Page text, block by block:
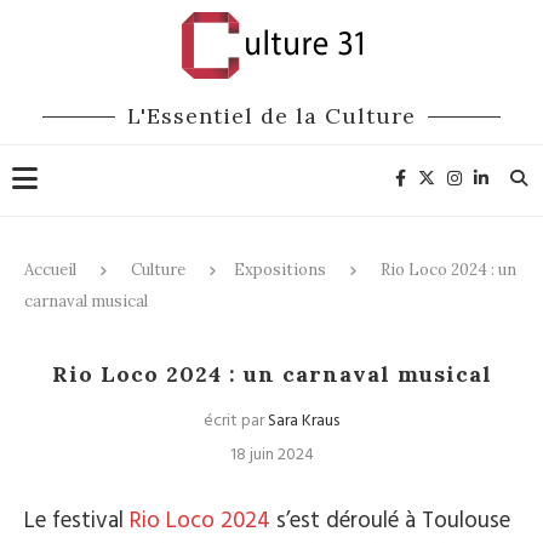
L'Essentiel de la Culture
Accueil Culture Expositions
Rio Loco 2024 : un
carnaval musical
Rio Loco 2024 : un carnaval musical
écrit parSara Kraus
18 juin 2024
Le festival Rio Loco 2024 s’est déroulé à Toulouse